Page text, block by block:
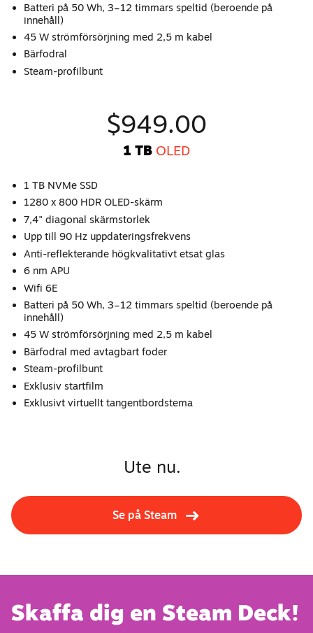
Batteri på 50 Wh, 3–12 timmars speltid (beroende på
innehåll)
45 W strömförsörjning med 2,5 m kabel
Bärfodral
Steam-profilbunt
$949.00
1 TB OLED
1 TB NVMe SSD
1280 x 800 HDR OLED-skärm
7,4" diagonal skärmstorlek
Upp till 90 Hz uppdateringsfrekvens
Anti-reflekterande högkvalitativt etsat glas
6 nm APU
Wifi 6E
Batteri på 50 Wh, 3–12 timmars speltid (beroende på
innehåll)
45 W strömförsörjning med 2,5 m kabel
Bärfodral med avtagbart foder
Steam-profilbunt
Exklusiv startfilm
Exklusivt virtuellt tangentbordstema
Ute nu.
Se på Steam
Skaffa dig en Steam Deck!